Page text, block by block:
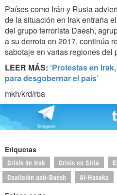
Países como Irán y Rusia
de la situación en Irak entraña
del grupo terrorista Daesh,
a su derrota en 2017, continúa
sabotaje en varias regiones del
LEER MÁS: ‘Protestas en
para desgobernar el país’
mkh/krd/rba
Etiquetas
Crisis de Irak Crisis en Siria
Coalición anti-Daesh Al-Hasaka